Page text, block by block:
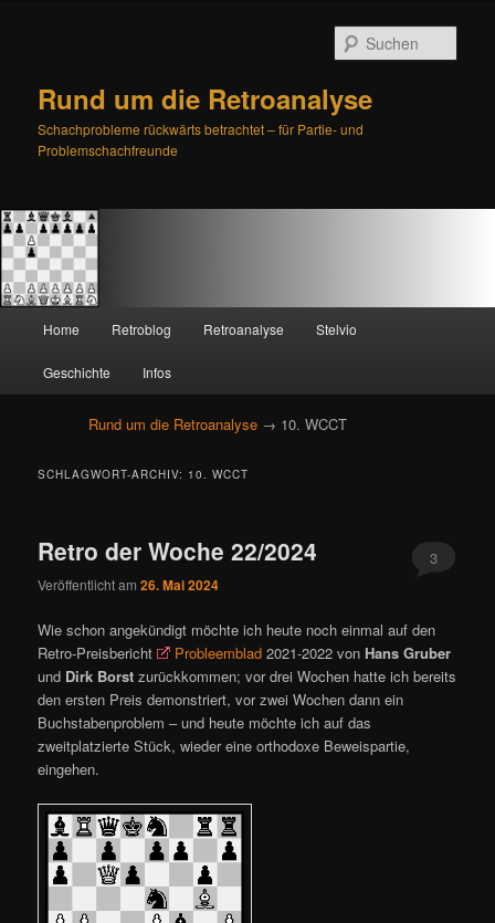
Rund um die Retroanalyse
Schachprobleme rückwärts betrachtet – für Partie- und
Problemschachfreunde
Zum
primären
Inhalt
springen
Zum
sekundären
Inhalt
springen
Home Retroblog Retroanalyse Stelvio
Geschichte Infos
Rund um die Retroanalyse → 10. WCCT
SCHLAGWORT-ARCHIV: 10. WCCT
Retro der Woche 22/2024
Veröffentlicht am26. Mai 2024
3
Wie schon angekündigt möchte ich heute noch einmal auf den
Retro-Preisbericht
Probleemblad 2021-2022 von Hans Gruber
und Dirk Borst zurückkommen; vor drei Wochen hatte ich bereits
den ersten Preis demonstriert, vor zwei Wochen dann ein
Buchstabenproblem – und heute möchte ich auf das
zweitplatzierte Stück, wieder eine orthodoxe Beweispartie,
eingehen.